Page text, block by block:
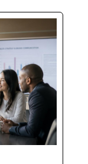
o
una
surgen